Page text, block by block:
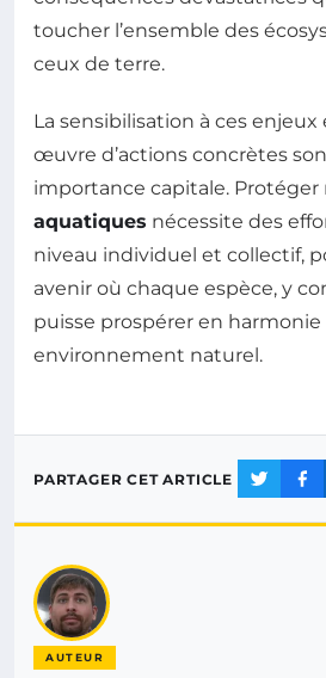
toucher l’ensemble des
ceux de terre.
La sensibilisation à ces enjeux
œuvre d’actions concrètes
importance capitale. Protéger
aquatiques nécessite des
niveau individuel et collectif,
avenir où chaque espèce, y
puisse prospérer en harmonie
environnement naturel.
PARTAGER CET ARTICLE
AUTEUR